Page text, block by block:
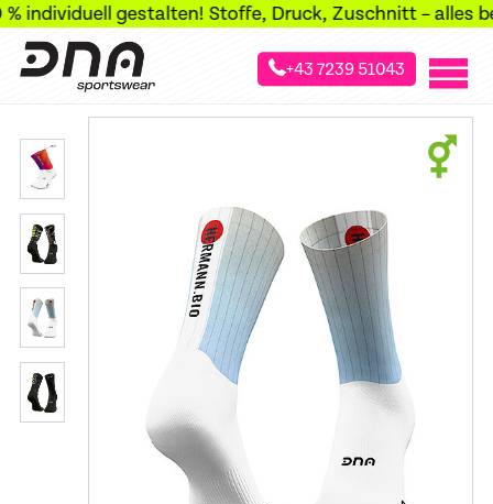
gestalten! Stoffe, Druck, Zuschnitt – alles bei
+43 7239 51043
»